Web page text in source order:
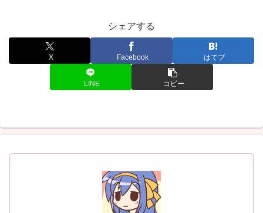
シェアする
X Facebook はてブ
LINE コピー